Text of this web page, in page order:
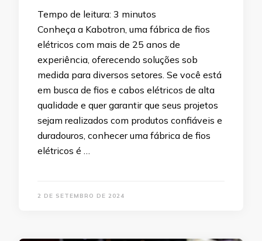
Tempo de leitura: 3 minutos
Conheça a Kabotron, uma fábrica de fios
elétricos com mais de 25 anos de
experiência, oferecendo soluções sob
medida para diversos setores. Se você está
em busca de fios e cabos elétricos de alta
qualidade e quer garantir que seus projetos
sejam realizados com produtos confiáveis e
duradouros, conhecer uma fábrica de fios
elétricos é …
2 DE SETEMBRO DE 2024